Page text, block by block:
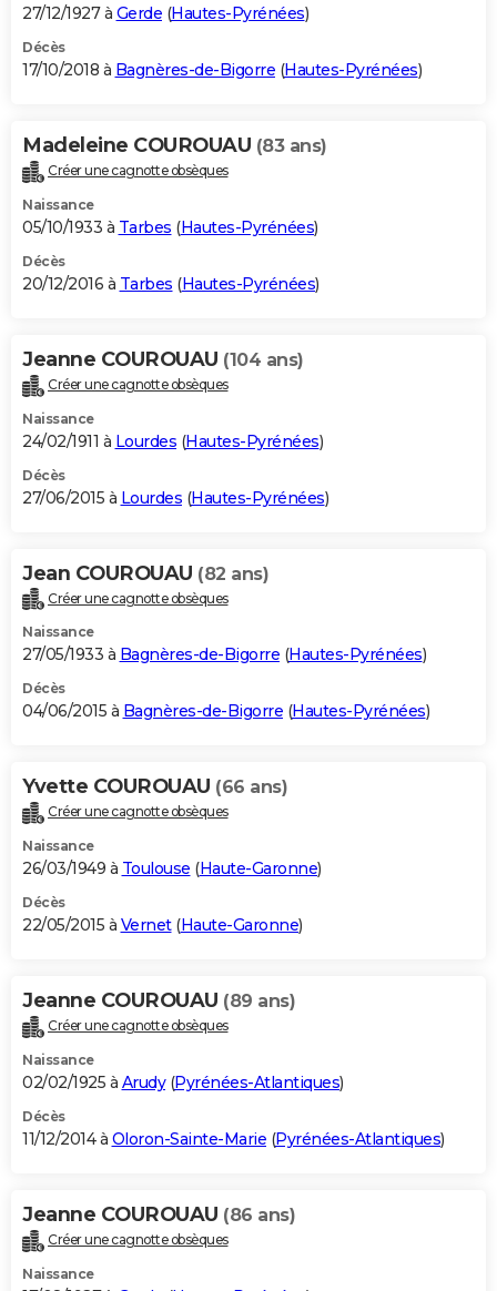
27/12/1927 à Gerde (Hautes-Pyrénées)
Décès
17/10/2018 à Bagnères-de-Bigorre (Hautes-Pyrénées)
Madeleine COUROUAU (83 ans)
Créer une cagnotte obsèques
Naissance
05/10/1933 à Tarbes (Hautes-Pyrénées)
Décès
20/12/2016 à Tarbes (Hautes-Pyrénées)
Jeanne COUROUAU (104 ans)
Créer une cagnotte obsèques
Naissance
24/02/1911 à Lourdes (Hautes-Pyrénées)
Décès
27/06/2015 à Lourdes (Hautes-Pyrénées)
Jean COUROUAU (82 ans)
Créer une cagnotte obsèques
Naissance
27/05/1933 à Bagnères-de-Bigorre (Hautes-Pyrénées)
Décès
04/06/2015 à Bagnères-de-Bigorre (Hautes-Pyrénées)
Yvette COUROUAU (66 ans)
Créer une cagnotte obsèques
Naissance
26/03/1949 à Toulouse (Haute-Garonne)
Décès
22/05/2015 à Vernet(Haute-Garonne)
Jeanne COUROUAU (89 ans)
Créer une cagnotte obsèques
Naissance
02/02/1925 à Arudy(Pyrénées-Atlantiques)
Décès
11/12/2014 à Oloron-Sainte-Marie (Pyrénées-Atlantiques)
Jeanne COUROUAU (86 ans)
Créer une cagnotte obsèques
Naissance